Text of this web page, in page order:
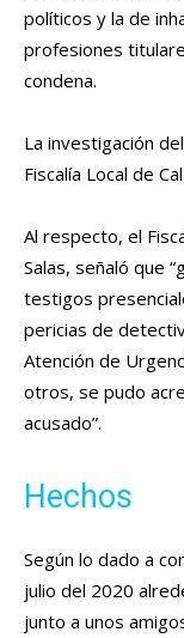
políticos y la de
profesiones
condena.
La investigación
Fiscalía Local de
Al respecto, el
Salas, señaló que
testigos
pericias de
Atención de
otros, se pudo
acusado”.
Hechos
Según lo dado a
julio del 2020
junto a unos